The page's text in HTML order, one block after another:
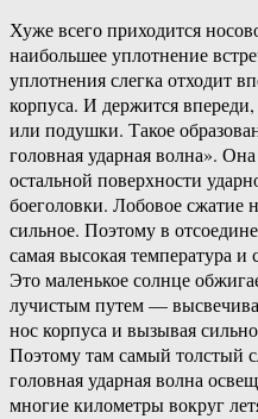
Хуже всего приходится
наибольшее уплотнение
уплотнения слегка отходит
корпуса. И держится
или подушки. Такое
головная ударная волна».
остальной поверхности
боеголовки. Лобовое сжатие
сильное. Поэтому в
самая высокая температура и
Это маленькое солнце
лучистым путем —
нос корпуса и вызывая
Поэтому там самый толстый
головная ударная волна
многие километры вокруг